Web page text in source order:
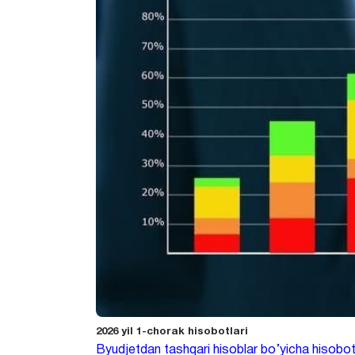
2026 yil 1-chorak hisobotlari
Byudjetdan tashqari hisoblar bo’yicha